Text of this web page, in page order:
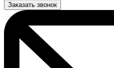
Заказать звонок